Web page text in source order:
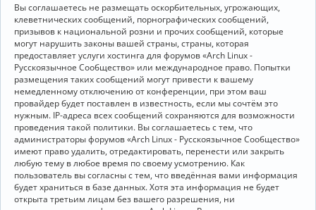
Вы соглашаетесь не размещать оскорбительных, угрожающих,
клеветнических сообщений, порнографических сообщений,
призывов к национальной розни и прочих сообщений, которые
могут нарушить законы вашей страны, страны, которая
предоставляет услуги хостинга для форумов «Arch Linux -
Русскоязычное Сообщество» или международное право. Попытки
размещения таких сообщений могут привести к вашему
немедленному отключению от конференции, при этом ваш
провайдер будет поставлен в известность, если мы сочтём это
нужным. IP-адреса всех сообщений сохраняются для возможности
проведения такой политики. Вы соглашаетесь с тем, что
администраторы форумов «Arch Linux - Русскоязычное Сообщество»
имеют право удалить, отредактировать, перенести или закрыть
любую тему в любое время по своему усмотрению. Как
пользователь вы согласны с тем, что введённая вами информация
будет храниться в базе данных. Хотя эта информация не будет
открыта третьим лицам без вашего разрешения, ни